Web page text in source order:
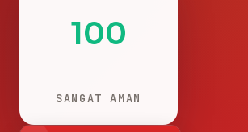
100
SANGAT AMAN